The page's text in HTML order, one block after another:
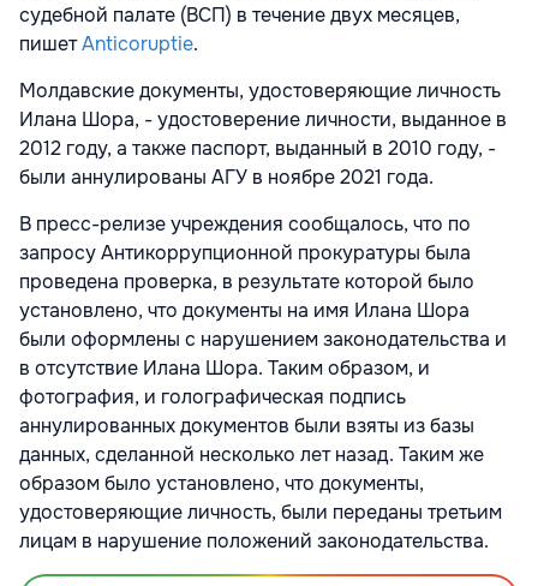
судебной палате (ВСП) в течение двух месяцев,
пишетAnticoruptie.
Молдавские документы, удостоверяющие личность
Илана Шора, - удостоверение личности, выданное в
2012 году, а также паспорт, выданный в 2010 году, -
были аннулированы АГУ в ноябре 2021 года.
В пресс-релизе учреждения сообщалось, что по
запросу Антикоррупционной прокуратуры была
проведена проверка, в результате которой было
установлено, что документы на имя Илана Шора
были оформлены с нарушением законодательства и
в отсутствие Илана Шора. Таким образом, и
фотография, и голографическая подпись
аннулированных документов были взяты из базы
данных, сделанной несколько лет назад. Таким же
образом было установлено, что документы,
удостоверяющие личность, были переданы третьим
лицам в нарушение положений законодательства.